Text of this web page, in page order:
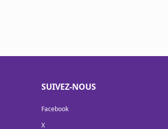
SUIVEZ-NOUS
Facebook
X